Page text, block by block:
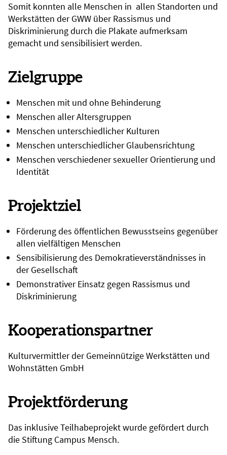
Somit konnten alle Menschen in allen Standorten und
Werkstätten der GWW über Rassismus und
Diskriminierung durch die Plakate aufmerksam
gemacht und sensibilisiert werden.
Zielgruppe
Menschen mit und ohne Behinderung
Menschen aller Altersgruppen
Menschen unterschiedlicher Kulturen
Menschen unterschiedlicher Glaubensrichtung
Menschen verschiedener sexueller Orientierung und
Identität
Projektziel
Förderung des öffentlichen Bewusstseins gegenüber
allen vielfältigen Menschen
Sensibilisierung des Demokratieverständnisses in
der Gesellschaft
Demonstrativer Einsatz gegen Rassismus und
Diskriminierung
Kooperationspartner
Kulturvermittler der Gemeinnützige Werkstätten und
Wohnstätten GmbH
Projektförderung
Das inklusive Teilhabeprojekt wurde gefördert durch
die Stiftung Campus Mensch.